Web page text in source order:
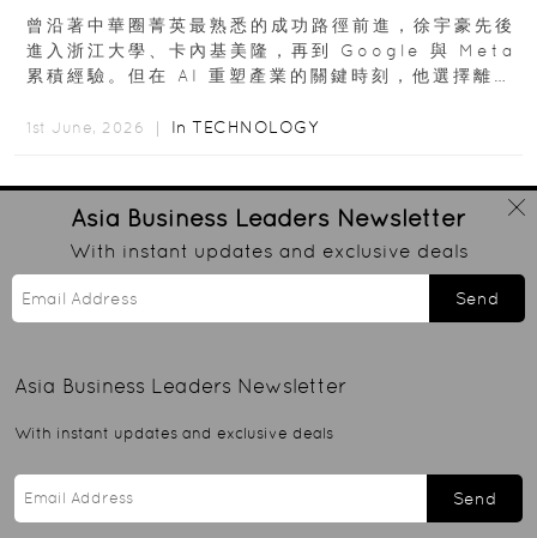
曾沿著中華圈菁英最熟悉的成功路徑前進，徐宇豪先後
進入浙江大學、卡內基美隆，再到 Google 與 Meta
累積經驗。但在 AI 重塑產業的關鍵時刻，他選擇離開
1st June, 2026 ｜ In TECHNOLOGY
Asia Business Leaders Newsletter
With instant updates and exclusive deals
Send
Asia Business Leaders Newsletter
With instant updates and exclusive deals
Send